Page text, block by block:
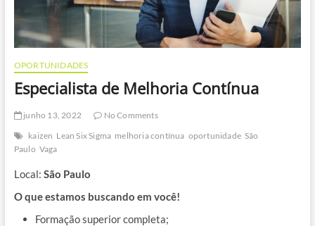
OPORTUNIDADES
Especialista de Melhoria Contínua
junho 13, 2022
No Comments
kaizen Lean Six Sigma melhoria contínua oportunidade São
Paulo Vaga
Local: São Paulo
O que estamos buscando em você!
Formação superior completa;